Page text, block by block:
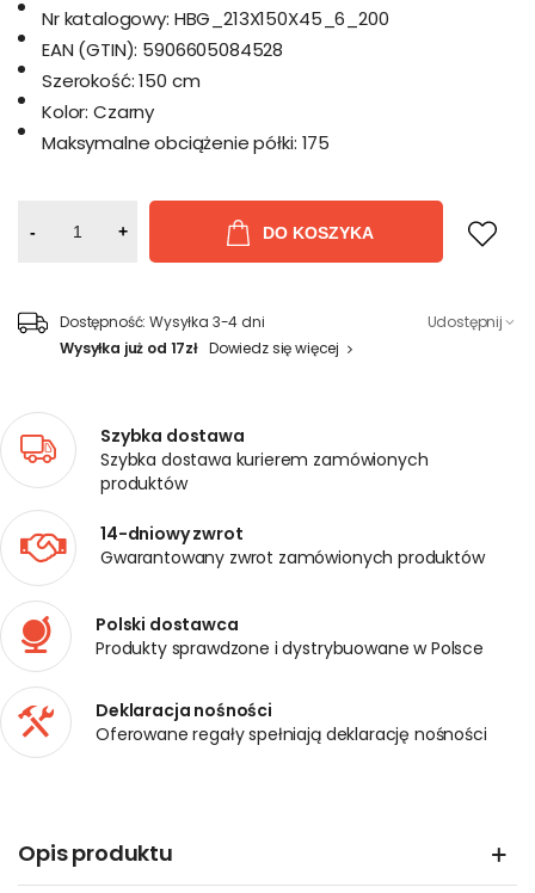
Nr katalogowy: HBG_213X150X45_6_200
EAN (GTIN): 5906605084528
Szerokość: 150 cm
Kolor: Czarny
Maksymalne obciążenie półki: 175
- + DO KOSZYKA
Dostępność: Wysyłka 3-4 dni
Wysyłka już od 17zł Dowiedz się więcej
Udostępnij
Szybka dostawa
Szybka dostawa kurierem zamówionych
produktów
14-dniowy zwrot
Gwarantowany zwrot zamówionych produktów
Polski dostawca
Produkty sprawdzone i dystrybuowane w Polsce
Deklaracja nośności
Oferowane regały spełniają deklarację nośności
Opis produktu